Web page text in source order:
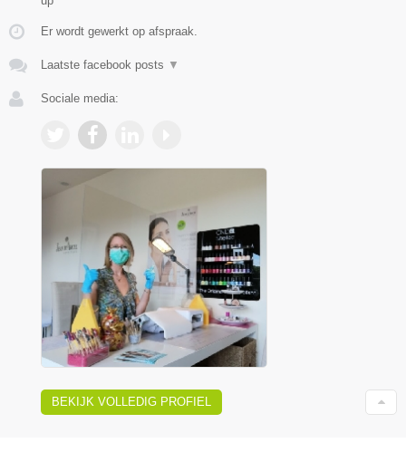
Er wordt gewerkt op afspraak.
Laatste facebook posts ▼
Sociale media:
BEKIJK VOLLEDIG PROFIEL